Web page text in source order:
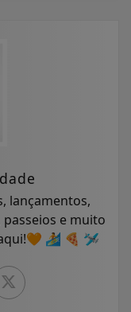
lançamentos,
e muito
aqui!🧡 🏄 🍕 🛩